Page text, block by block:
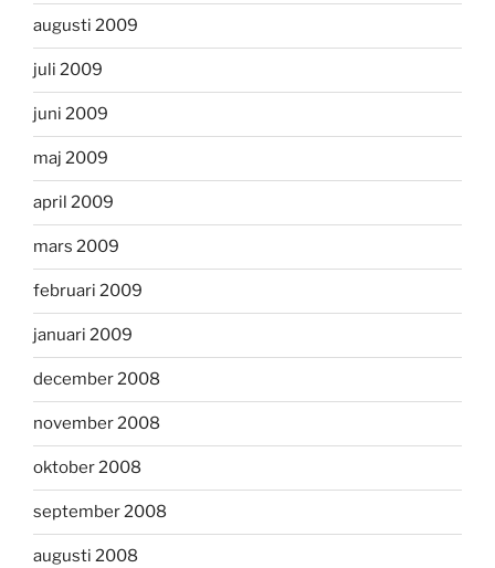
augusti 2009
juli 2009
juni 2009
maj 2009
april 2009
mars 2009
februari 2009
januari 2009
december 2008
november 2008
oktober 2008
september 2008
augusti 2008